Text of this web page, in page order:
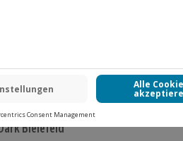
Geschenkidee in
Nicht, weil du gesehen
Erlebnis in Bielefeld
Bielefeld